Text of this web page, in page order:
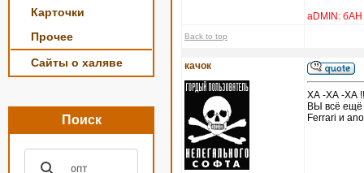
Карточки
Прочее
Сайты о халяве
Поиск
aDMIN: бАН
Back to top
качок
ХА -ХА -ХА
ВЫ всё ещё
Ferrari и